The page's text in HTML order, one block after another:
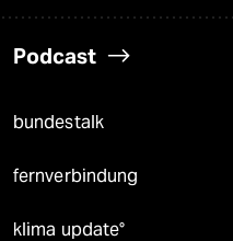
Podcast
bundestalk
fernverbindung
klima update°